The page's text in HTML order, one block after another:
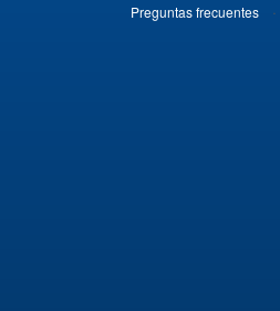
Preguntas frecuentes·